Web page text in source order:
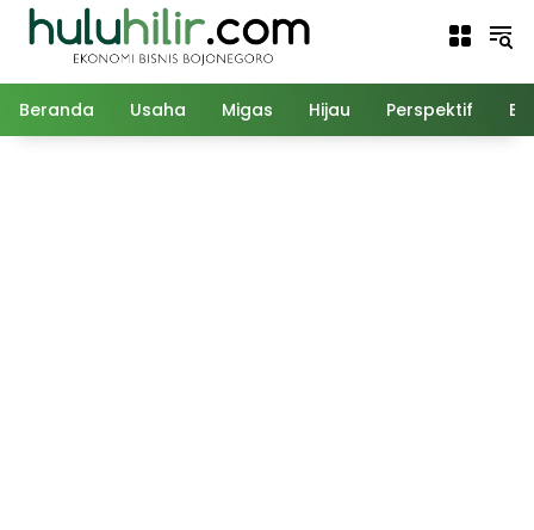
Langsung
Beranda Usaha Migas Hijau Perspektif